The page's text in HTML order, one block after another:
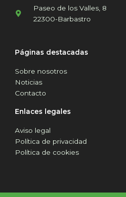
Paseo de los Valles, 8
22300-Barbastro
Páginas destacadas
Sobre nosotros
Noticias
Contacto
Enlaces legales
Aviso legal
Política de privacidad
Política de cookies